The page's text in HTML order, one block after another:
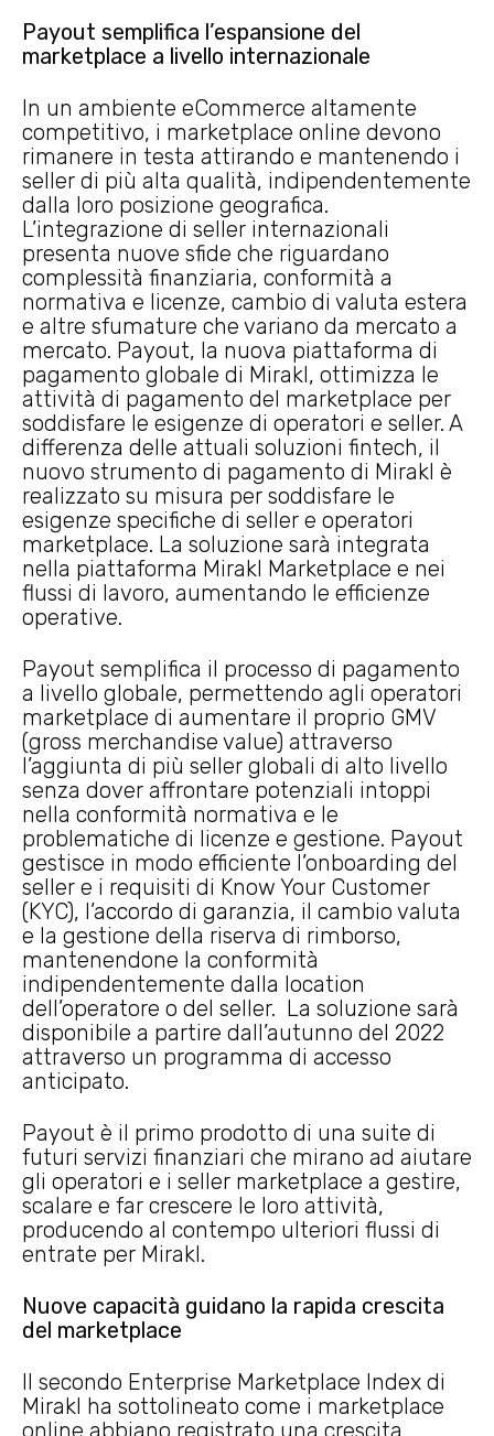
Payout semplifica l’espansione del
marketplace a livello internazionale
In un ambiente eCommerce altamente
competitivo, i marketplace online devono
rimanere in testa attirando e mantenendo i
seller di più alta qualità, indipendentemente
dalla loro posizione geografica.
L’integrazione di seller internazionali
presenta nuove sfide che riguardano
complessità finanziaria, conformità a
normativa e licenze, cambio di valuta estera
e altre sfumature che variano da mercato a
mercato. Payout, la nuova piattaforma di
pagamento globale di Mirakl, ottimizza le
attività di pagamento del marketplace per
soddisfare le esigenze di operatori e seller. A
differenza delle attuali soluzioni fintech, il
nuovo strumento di pagamento di Mirakl è
realizzato su misura per soddisfare le
esigenze specifiche di seller e operatori
marketplace. La soluzione sarà integrata
nella piattaforma Mirakl Marketplace e nei
flussi di lavoro, aumentando le efficienze
operative.
Payout semplifica il processo di pagamento
a livello globale, permettendo agli operatori
marketplace di aumentare il proprio GMV
(gross merchandise value) attraverso
l’aggiunta di più seller globali di alto livello
senza dover affrontare potenziali intoppi
nella conformità normativa e le
problematiche di licenze e gestione. Payout
gestisce in modo efficiente l’onboarding del
seller e i requisiti di Know Your Customer
(KYC), l’accordo di garanzia, il cambio valuta
e la gestione della riserva di rimborso,
mantenendone la conformità
indipendentemente dalla location
dell’operatore o del seller. La soluzione sarà
disponibile a partire dall’autunno del 2022
attraverso un programma di accesso
anticipato.
Payout è il primo prodotto di una suite di
futuri servizi finanziari che mirano ad aiutare
gli operatori e i seller marketplace a gestire,
scalare e far crescere le loro attività,
producendo al contempo ulteriori flussi di
entrate per Mirakl.
Nuove capacità guidano la rapida crescita
del marketplace
Il secondo Enterprise Marketplace Index di
Mirakl ha sottolineato come i marketplace
online abbiano registrato una crescita